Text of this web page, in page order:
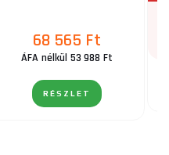
68 565 Ft
ÁFA nélkül 53 988 Ft
RÉSZLET